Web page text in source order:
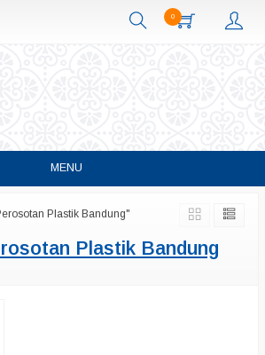
0
MENU
Plastik Bandung"
Plastik Bandung